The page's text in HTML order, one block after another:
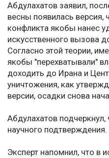
Абдулахатов заявил,
весны появилась версия,
конфликта якобы нанес
искусственного вызова
Согласно этой теории,
якобы "перехватывали"
доходить до Ирана и
уничтожения, как
версии, осадки снова
Абдулахатов подчеркнул,
научного подтверждения.
Эксперт напомнил, что в